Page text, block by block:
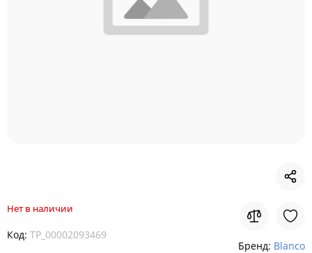
Нет в наличии
Код: TP_00002093469
Бренд: Blanco